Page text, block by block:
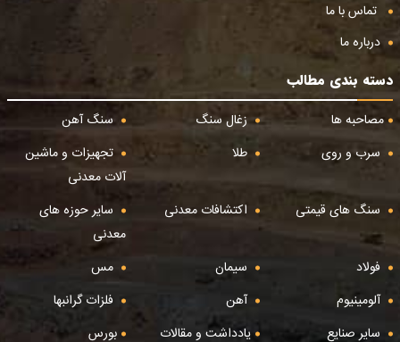
تماس با ما
درباره ما
دسته بندی مطالب
مصاحبه ها
زغال سنگ
سنگ آهن
سرب و روی
طلا
تجهیزات و ماشین
آلات معدنی
سنگ های قیمتی
اکتشافات معدنی
سایر حوزه های
معدنی
فولاد
سیمان
مس
آلومینیوم
آهن
فلزات گرانبها
سایر صنایع
یادداشت و مقالات بورس